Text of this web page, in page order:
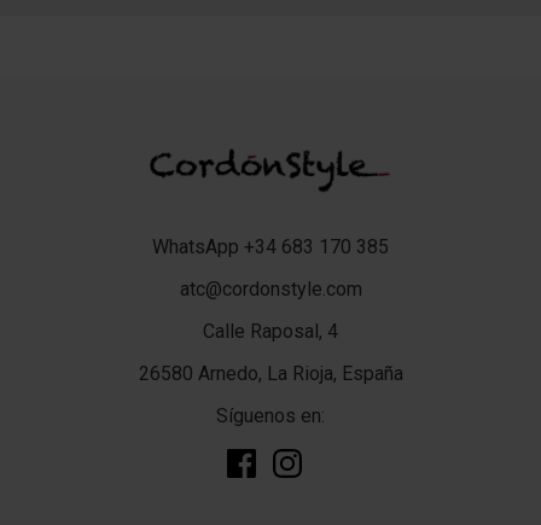
WhatsApp +34 683 170 385
atc@cordonstyle.com
Calle Raposal, 4
26580 Arnedo, La Rioja, España
Síguenos en: